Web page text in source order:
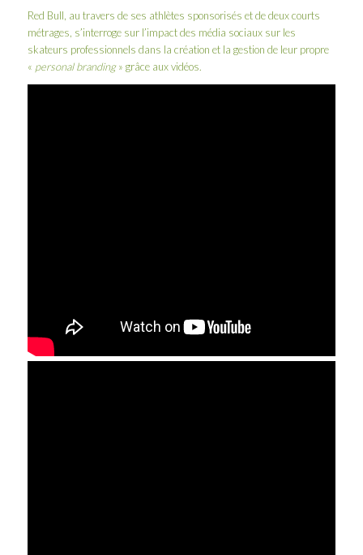
Red Bull, au travers de ses athlètes sponsorisés et de deux courts
métrages, s’interroge sur l’impact des média sociaux sur les
skateurs professionnels dans la création et la gestion de leur propre
« personal branding» grâce aux vidéos.